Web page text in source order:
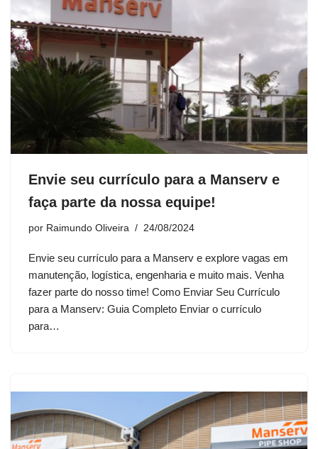
Envie seu currículo para a Manserv e
faça parte da nossa equipe!
por Raimundo Oliveira 24/08/2024
Envie seu currículo para a Manserv e explore vagas em
manutenção, logística, engenharia e muito mais. Venha
fazer parte do nosso time! Como Enviar Seu Currículo
para a Manserv: Guia Completo Enviar o currículo
para…